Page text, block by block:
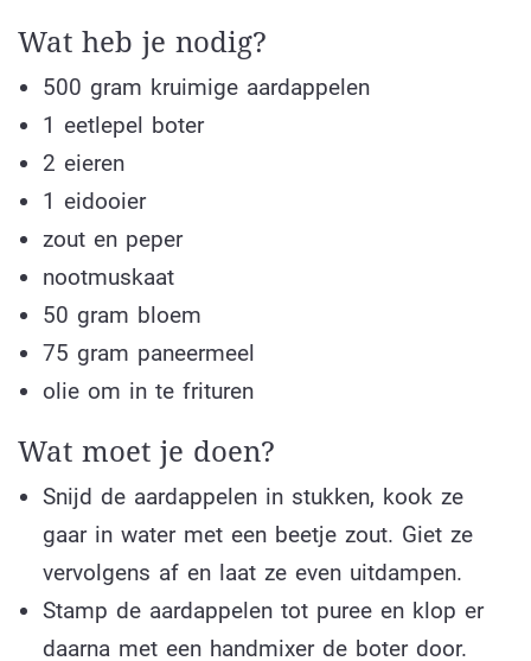
Wat heb je nodig?
500 gram kruimige aardappelen
1 eetlepel boter
2 eieren
1 eidooier
zout en peper
nootmuskaat
50 gram bloem
75 gram paneermeel
olie om in te frituren
Wat moet je doen?
Snijd de aardappelen in stukken, kook ze
gaar in water met een beetje zout. Giet ze
vervolgens af en laat ze even uitdampen.
Stamp de aardappelen tot puree en klop er
daarna met een handmixer de boter door.